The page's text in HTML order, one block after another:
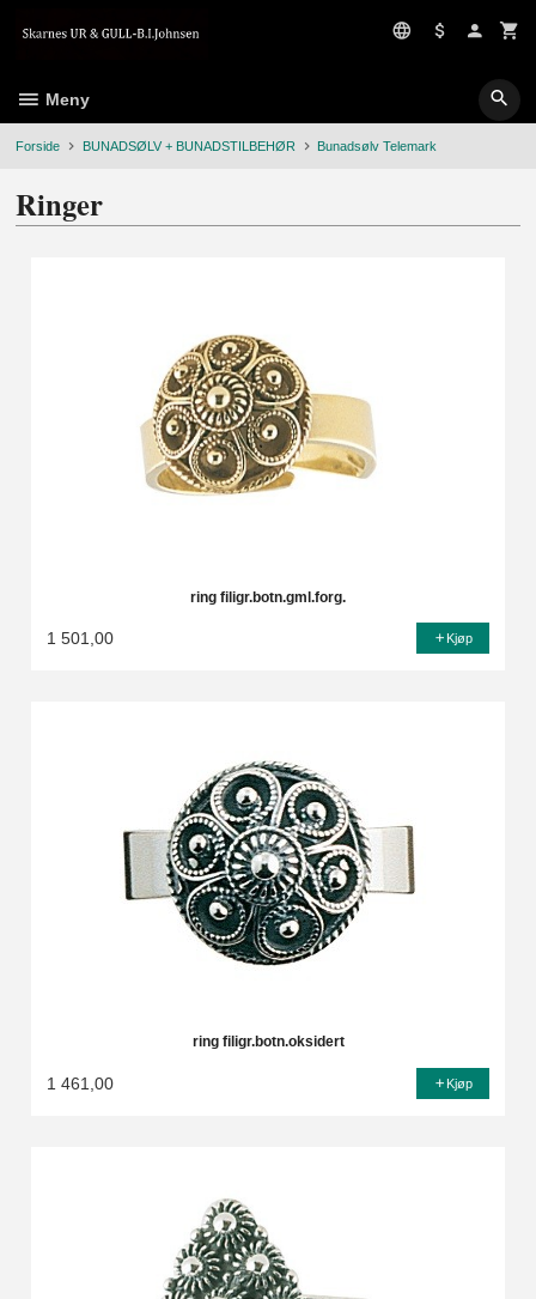
Meny
Forside BUNADSØLV + BUNADSTILBEHØR Bunadsølv Telemark
Ringer
ring filigr.botn.gml.forg.
1 501,00 Kjøp
ring filigr.botn.oksidert
1 461,00 Kjøp